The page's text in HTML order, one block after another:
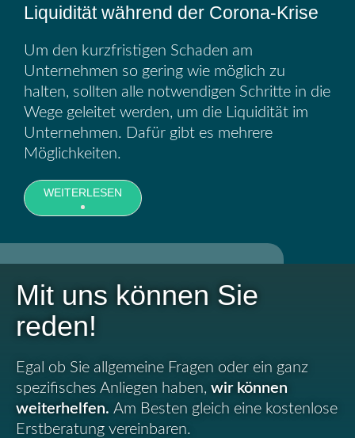
Liquidität während der Corona-Krise
Um den kurzfristigen Schaden am
Unternehmen so gering wie möglich zu
halten, sollten alle notwendigen Schritte in die
Wege geleitet werden, um die Liquidität im
Unternehmen. Dafür gibt es mehrere
Möglichkeiten.
WEITERLESEN
Mit uns können Sie
reden!
Egal ob Sie allgemeine Fragen oder ein ganz
spezifisches Anliegen haben, wir können
weiterhelfen. Am Besten gleich eine kostenlose
Erstberatung vereinbaren.